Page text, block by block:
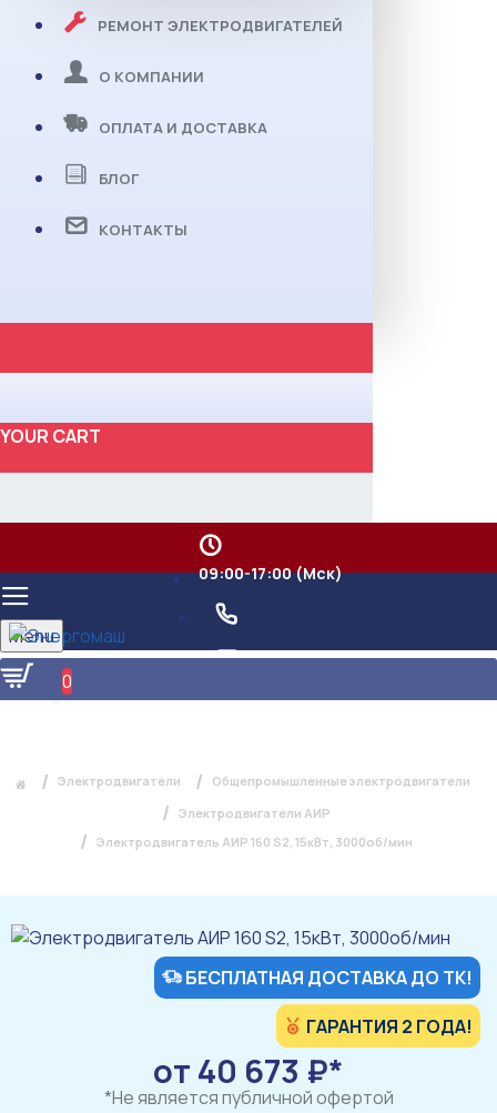
РЕМОНТ ЭЛЕКТРОДВИГАТЕЛЕЙ
О КОМПАНИИ
ОПЛАТА И ДОСТАВКА
БЛОГ
КОНТАКТЫ
YOUR CART
09:00-17:00 (Мск)
Menu
0
Электродвигатели
Общепромышленные электродвигатели
Электродвигатели АИР
Электродвигатель АИР 160 S2, 15кВт, 3000об/мин
БЕСПЛАТНАЯ ДОСТАВКА ДО ТК!
ГАРАНТИЯ 2 ГОДА!
от 40 673 ₽*
*Не является публичной офертой